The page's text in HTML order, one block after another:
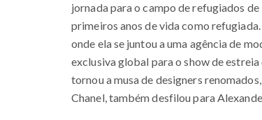
jornada para o campo de refugiados de
primeiros anos de vida como
onde ela se juntou a uma agência de
exclusiva global para o show de estreia
tornou a musa de designers
Chanel, também desfilou para